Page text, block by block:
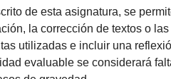
de esta asignatura, se
la corrección de textos o
utilizadas e incluir una
evaluable se considerará